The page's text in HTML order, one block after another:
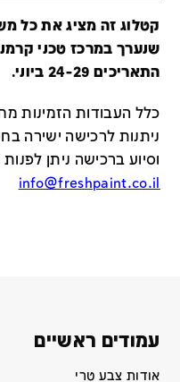
שנערך במרכז טכני
התאריכים 24-29 ביוני.
כלל העבודות הזמינות
ניתנות לרכישה ישירה
וסיוע ברכישה ניתן לפנות
info@freshpaint.co.il
עמודים ראשיים
אודות צבע טרי